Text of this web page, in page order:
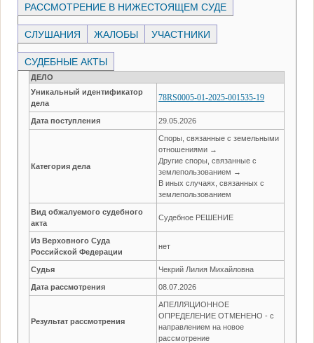
РАССМОТРЕНИЕ В НИЖЕСТОЯЩЕМ СУДЕ
СЛУШАНИЯ ЖАЛОБЫ УЧАСТНИКИ
СУДЕБНЫЕ АКТЫ
ДЕЛО
Уникальный идентификатор
дела
78RS0005-01-2025-001535-19
Дата поступления 29.05.2026
Категория дела
Споры, связанные с земельными
отношениями →
Другие споры, связанные с
землепользованием →
В иных случаях, связанных с
землепользованием
Вид обжалуемого судебного
акта
Судебное РЕШЕНИЕ
Из Верховного Суда
Российской Федерации
нет
Судья Чекрий Лилия Михайловна
Дата рассмотрения 08.07.2026
Результат рассмотрения
АПЕЛЛЯЦИОННОЕ
ОПРЕДЕЛЕНИЕ ОТМЕНЕНО - с
направлением на новое
рассмотрение